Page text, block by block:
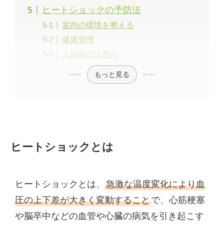
ヒートショックの予防法
室内の環境を整える
健康管理
入浴時の注意点
もっと見る
ヒートショックとは
ヒートショックとは、 急激な温度変化により血
圧の上下差が大きく変動することで、心筋梗塞
や脳卒中などの血管や心臓の病気を引き起こす